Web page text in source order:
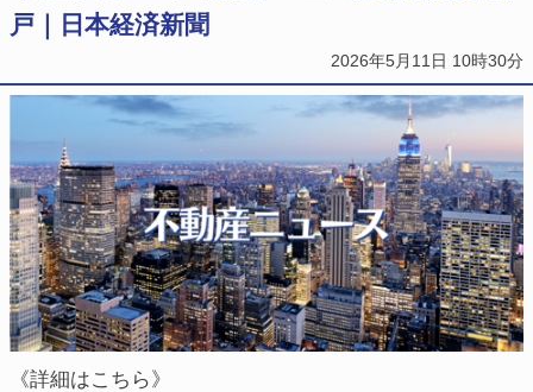
戸｜日本経済新聞
2026年5月11日 10時30分
《詳細はこちら》